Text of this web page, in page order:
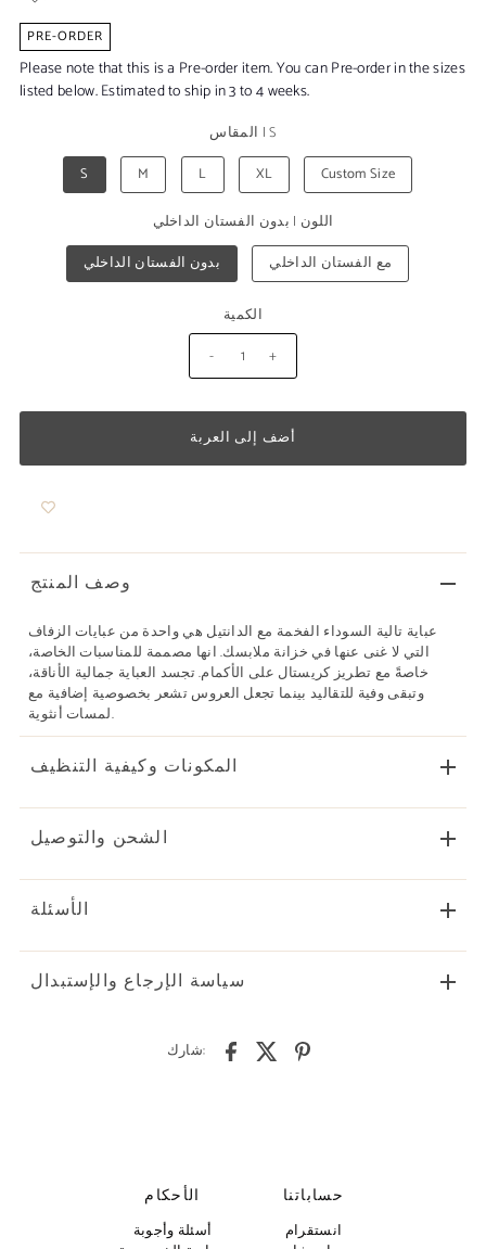
PRE-ORDER
Please note that this is a Pre-order item. You can Pre-order in the sizes
listed below. Estimated to ship in 3 to 4 weeks.
المقاس |S
S
M L XL Custom Size
اللون | بدون الفستان الداخلي
بدون الفستان الداخلي
مع الفستان الداخلي
الكمية
-
+
وصف المنتج
عباية تالية السوداء الفخمة مع الدانتيل هي واحدة من عبايات الزفاف
التي لا غنى عنها في خزانة ملابسك. انها مصممة للمناسبات الخاصة،
خاصةً مع تطريز كريستال على الأكمام. تجسد العباية جمالية الأناقة،
وتبقى وفية للتقاليد بينما تجعل العروس تشعر بخصوصية إضافية مع
لمسات أنثوية.
المكونات وكيفية التنظيف
الشحن والتوصيل
الأسئلة
سياسة الإرجاع والإستبدال
شارك:
الأحكام
أسئلة وأجوبة
حساباتنا
انستقرام